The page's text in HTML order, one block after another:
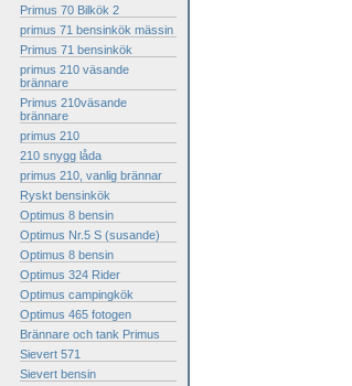
Primus 70 Bilkök 2
primus 71 bensinkök mässin
Primus 71 bensinkök
primus 210 väsande
brännare
Primus 210väsande
brännare
primus 210
210 snygg låda
primus 210, vanlig brännar
Ryskt bensinkök
Optimus 8 bensin
Optimus Nr.5 S (susande)
Optimus 8 bensin
Optimus 324 Rider
Optimus campingkök
Optimus 465 fotogen
Brännare och tank Primus
Sievert 571
Sievert bensin